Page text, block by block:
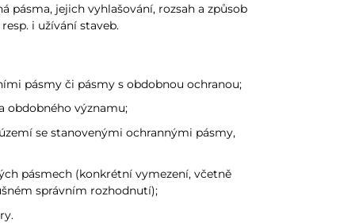
pásma, jejich vyhlašování, rozsah a způsob
i užívání staveb.
pásmy či pásmy s obdobnou ochranou;
obdobného významu;
se stanovenými ochrannými pásmy,
pásmech (konkrétní vymezení, včetně
správním rozhodnutí);